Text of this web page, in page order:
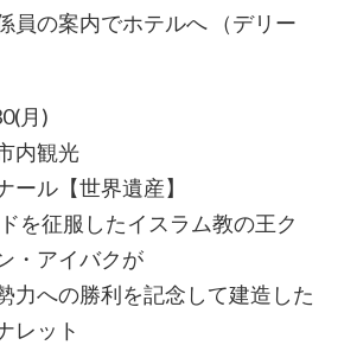
員の案内でホテルへ （デリー
月)
内観光
ール【世界遺産】
を征服したイスラム教の王ク
・アイバクが
力への勝利を記念して建造した
レット